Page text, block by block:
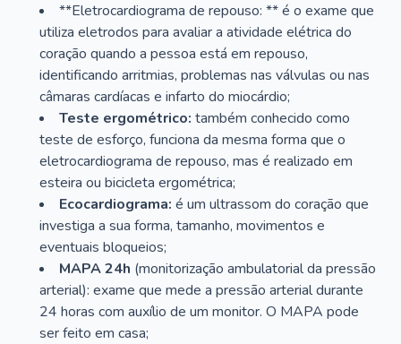
**Eletrocardiograma de repouso: ** é o exame que
utiliza eletrodos para avaliar a atividade elétrica do
coração quando a pessoa está em repouso,
identificando arritmias, problemas nas válvulas ou nas
câmaras cardíacas e infarto do miocárdio;
Teste ergométrico: também conhecido como
teste de esforço, funciona da mesma forma que o
eletrocardiograma de repouso, mas é realizado em
esteira ou bicicleta ergométrica;
Ecocardiograma: é um ultrassom do coração que
investiga a sua forma, tamanho, movimentos e
eventuais bloqueios;
MAPA 24h (monitorização ambulatorial da pressão
arterial): exame que mede a pressão arterial durante
24 horas com auxílio de um monitor. O MAPA pode
ser feito em casa;